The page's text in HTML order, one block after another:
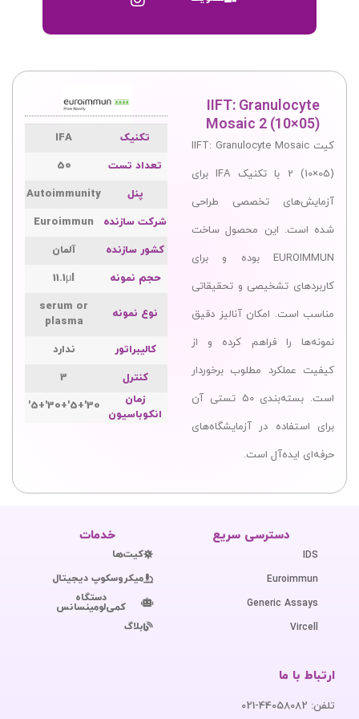
IIFT: Granulocyte
Mosaic 2 (10×05)
کیت IIFT: Granulocyte Mosaic
2 (10×05) با تکنیک IFA برای
آزمایش‌های تخصصی طراحی
شده است. این محصول ساخت
EUROIMMUN بوده و برای
کاربردهای تشخیصی و تحقیقاتی
مناسب است. امکان آنالیز دقیق
نمونه‌ها را فراهم کرده و از
کیفیت عملکرد مطلوب برخوردار
است. بسته‌بندی 50 تستی آن
برای استفاده در آزمایشگاه‌های
حرفه‌ای ایده‌آل است.
تکنیک
IFA
تعداد تست
50
پنل
Autoimmunity
شرکت سازنده
Euroimmun
کشور سازنده
آلمان
حجم نمونه
11.1μl
نوع نمونه
serum or
plasma
کالیبراتور
ندارد
کنترل
3
زمان
انکوباسیون
30'+5'+30'+5'
دسترسی سریع
IDS
Euroimmun
Generic Assays
Vircell
خدمات
کیت‌ها
میکروسکوپ دیجیتال
دستگاه
کمی‌لومینسانس
بلاگ
ارتباط با ما
تلفن: 44058082-021